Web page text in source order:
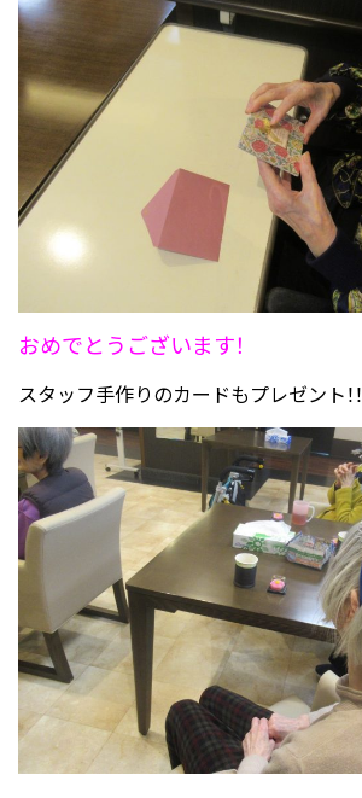
おめでとうございます！
スタッフ手作りのカードもプレゼント！！